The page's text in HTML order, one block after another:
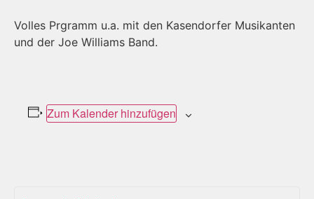
Volles Prgramm u.a. mit den Kasendorfer Musikanten
und der Joe Williams Band.
Zum Kalender hinzufügen